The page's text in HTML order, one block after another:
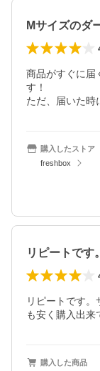
Mサイズのダ
商品がすぐに届
す！
ただ、届いた時
購入したストア
freshbox
リピートです
も安く購入出来
購入した商品